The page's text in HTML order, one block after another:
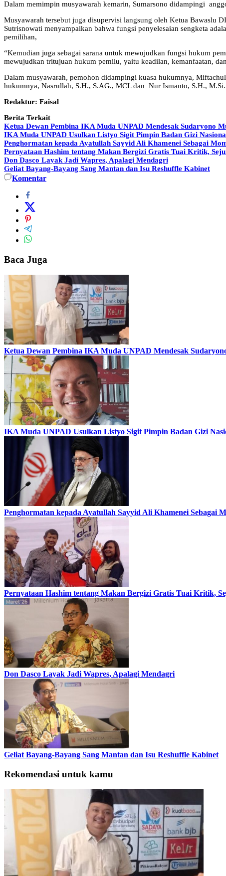
Dalam memimpin musyawarah kemarin, Sumarsono didampingi
Musyawarah tersebut juga disupervisi langsung oleh Ketua Bawaslu
Sutrisnowati menyampaikan bahwa fungsi penyelesaian sengketa
pemilihan,
“Kemudian juga sebagai sarana untuk mewujudkan fungsi hukum
mewujudkan tritujuan hukum pemilu, yaitu keadilan, kemanfaatan,
Dalam musyawarah, pemohon didampingi kuasa hukumnya,
hukumnya, Nasrullah, S.H., S.AG., MCL dan Nur Ismanto, S.H.,
Redaktur: Faisal
Berita Terkait
Ketua Dewan Pembina IKA Muda UNPAD Mendesak Sudaryono
IKA Muda UNPAD Usulkan Listyo Sigit Pimpin Badan Gizi
Penghormatan kepada Ayatullah Sayyid Ali Khamenei Sebagai
Pernyataan Hashim tentang Makan Bergizi Gratis Tuai Kritik,
Don Dasco Layak Jadi Wapres, Apalagi Mendagri
Geliat Bayang-Bayang Sang Mantan dan Isu Reshuffle Kabinet
Komentar
Baca Juga
Ketua Dewan Pembina IKA Muda UNPAD Mendesak
IKA Muda UNPAD Usulkan Listyo Sigit Pimpin Badan Gizi
Penghormatan kepada Ayatullah Sayyid Ali Khamenei Sebagai
Pernyataan Hashim tentang Makan Bergizi Gratis Tuai Kritik,
Don Dasco Layak Jadi Wapres, Apalagi Mendagri
Geliat Bayang-Bayang Sang Mantan dan Isu Reshuffle Kabinet
Rekomendasi untuk kamu